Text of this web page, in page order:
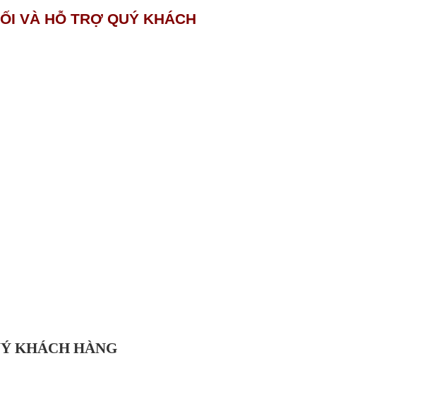
VÀ HỖ TRỢ QUÝ KHÁCH
KHÁCH HÀNG